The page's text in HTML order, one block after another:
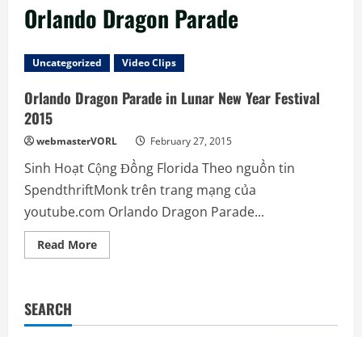
Orlando Dragon Parade
Uncategorized Video Clips
Orlando Dragon Parade in Lunar New Year Festival
2015
webmasterVORL February 27, 2015
Sinh Hoạt Cộng Đồng Florida Theo nguồn tin
SpendthriftMonk trên trang mạng của
youtube.com Orlando Dragon Parade...
Read MoreRead
more
Lunar
SEARCH